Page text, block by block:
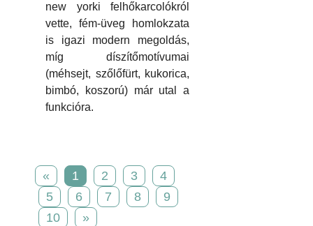
new yorki felhőkarcolókról
vette, fém-üveg homlokzata
is igazi modern megoldás,
míg díszítőmotívumai
(méhsejt, szőlőfürt, kukorica,
bimbó, koszorú) már utal a
funkcióra.
« 1 2 3
4
5
6 7 8
9
10
»